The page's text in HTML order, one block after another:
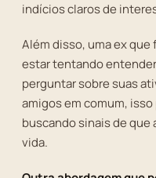
indícios claros de
Além disso, uma ex
estar tentando
perguntar sobre suas
amigos em comum,
buscando sinais de que
vida.